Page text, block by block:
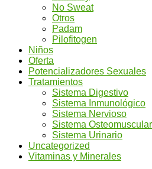
No Sweat
Otros
Padam
Pilofitogen
Niños
Oferta
Potencializadores Sexuales
Tratamientos
Sistema Digestivo
Sistema Inmunológico
Sistema Nervioso
Sistema
Sistema Urinario
Uncategorized
Vitaminas y Minerales